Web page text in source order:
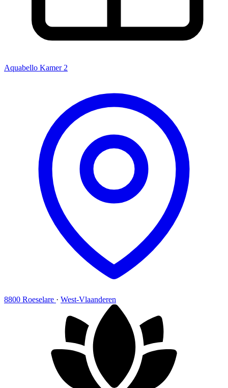
Aquabello Kamer 2
8800 Roeselare · West-Vlaanderen